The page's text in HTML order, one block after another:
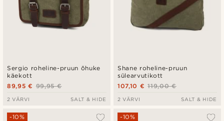
Sergio roheline-pruun õhuke
käekott
99,95 €
89,95 €
2 VÄRVI SALT & HIDE
Shane roheline-pruun
sülearvutikott
119,00 €
107,10 €
2 VÄRVI SALT & HIDE
-10% -10%